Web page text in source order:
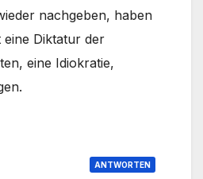
nachgeben, haben
eine Diktatur der
eine Idiokratie,
ANTWORTEN